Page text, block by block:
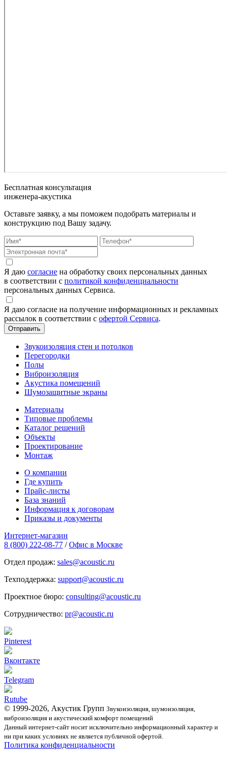
Бесплатная консультация
инженера-акустика
Оставьте заявку, а мы поможем подобрать материалы и
конструкцию под Вашу задачу.
Я даю согласие на обработку своих персональных данных
в соответствии с политикой конфиденциальности
персональных данных Сервиса.
Я даю согласие на получение информационных и рекламных
рассылок в соответствии с офертой Сервиса.
Звукоизоляция стен и потолков
Перегородки
Полы
Виброизоляция
Акустика помещений
Шумозащитные экраны
Материалы
Типовые проблемы
Каталог решений
Объекты
Проектирование
Монтаж
О компании
Где купить
Прайс-листы
База знаний
Информация к договорам
Приказы и документы
Интернет-магазин
8 (800) 222-08-77 / Офис в Москве
Отдел продаж: sales@acoustic.ru
Техподдержка: support@acoustic.ru
Проектное бюро: consulting@acoustic.ru
Сотрудничество: pr@acoustic.ru
Pinterest
Вконтакте
Telegram
Rutube
© 1999-2026, Акустик Групп Звукоизоляция, шумоизоляция,
виброизоляция и акустический комфорт помещений
Данный интернет-сайт носит исключительно информационный характер и
ни при каких условиях не является публичной офертой.
Политика конфиденциальности